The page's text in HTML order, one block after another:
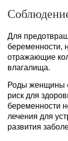
Для
беременности,
отражающие
влагалища.
Роды женщины
риск для
беременности
лечения для
развития